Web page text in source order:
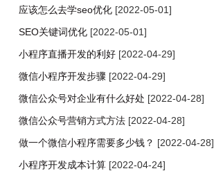
​应该怎么去学seo优化 [2022-05-01]
SEO关键词优化 [2022-05-01]
小程序直播开发的利好 [2022-04-29]
微信小程序开发步骤 [2022-04-29]
微信公众号对企业有什么好处 [2022-04-28]
微信公众号营销方式方法 [2022-04-28]
做一个微信小程序需要多少钱？ [2022-04-28]
小程序开发成本计算 [2022-04-24]